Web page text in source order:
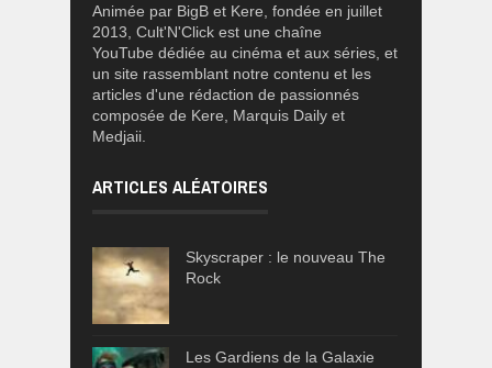
Animée par BigB et Kere, fondée en juillet
2013, Cult'N'Click est une chaîne
YouTube dédiée au cinéma et aux séries, et
un site rassemblant notre contenu et les
articles d'une rédaction de passionnés
composée de Kere, Marquis Daily et
Medjaii.
ARTICLES ALÉATOIRES
Skyscraper : le nouveau The
Rock
Les Gardiens de la Galaxie